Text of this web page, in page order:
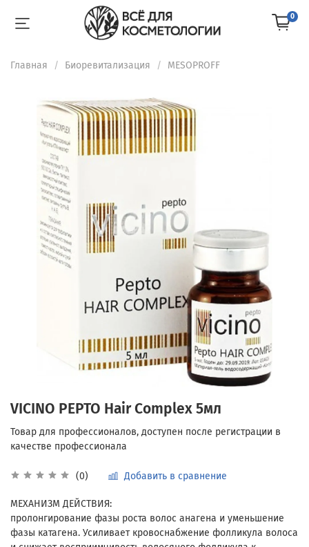
0
Главная Биоревитализация MESOPROFF
VICINO PEPTO Hair Complex 5мл
(0) Добавить в сравнение
МЕХАНИЗМ ДЕЙСТВИЯ:
пролонгирование фазы роста волос анагена и уменьшение
фазы катагена. Усиливает кровоснабжение фолликула волоса